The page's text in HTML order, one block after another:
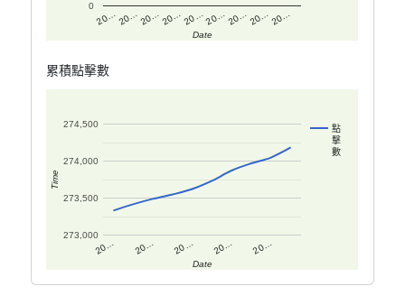
20…20…20…20…20…20…20…20…20…
0
Date
累積點擊數
點
擊
數
20… 20… 20… 20… 20…
273,000
273,500
274,000
274,500
Date
Time